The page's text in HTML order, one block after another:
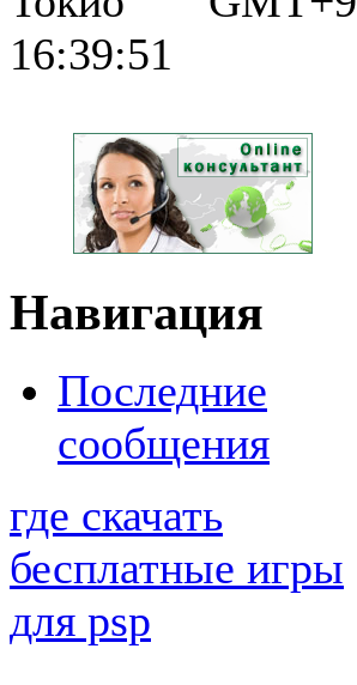
16:39:52
Навигация
Последние
сообщения
где скачать
бесплатные игры
для psp